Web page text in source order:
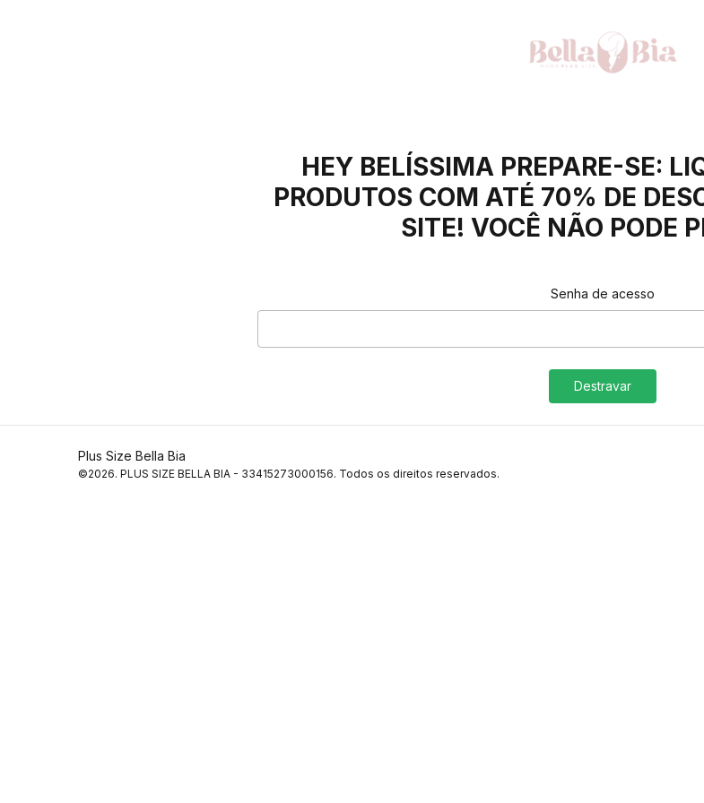
HEY BELÍSSIMA PREPARE-SE:
PRODUTOS COM ATÉ 70% DE
SITE! VOCÊ NÃO PODE
Senha de acesso
Destravar
Plus Size Bella Bia
©2026. PLUS SIZE BELLA BIA - 33415273000156. Todos os direitos reservados.